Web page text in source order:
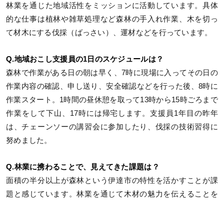
林業を通じた地域活性をミッションに活動しています。具体
的な仕事は植林や雑草処理など森林の手入れ作業、木を切っ
て材木にする伐採（ばっさい）、運材などを行っています。
Q.地域おこし支援員の1日のスケジュールは？
森林で作業がある日の朝は早く、7時に現場に入ってその日の
作業内容の確認、申し送り、安全確認などを行った後、8時に
作業スタート。1時間の昼休憩を取って13時から15時ごろまで
作業をして下山、17時には帰宅します。支援員1年目の昨年
は、チェーンソーの講習会に参加したり、伐採の技術習得に
努めました。
Q.林業に携わることで、見えてきた課題は？
面積の半分以上が森林という伊達市の特性を活かすことが課
題と感じています。林業を通じて木材の魅力を伝えることを